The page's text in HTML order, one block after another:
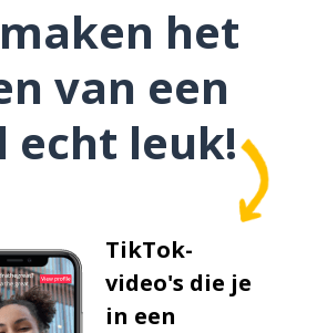
het
van een
echt leuk!
TikTok-
video's die je
in een